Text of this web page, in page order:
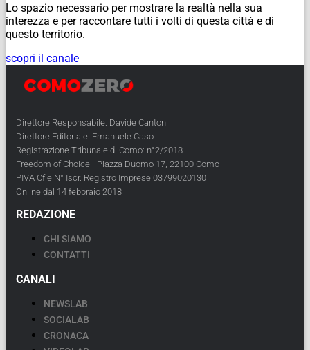
Lo spazio necessario per mostrare la realtà nella sua
interezza e per raccontare tutti i volti di questa città e di
questo territorio.
scopri il canale
Direttore Responsabile: Davide Cantoni
Direttore Editoriale: Emanuele Caso
Registrazione Tribunale di Como: n°2/2018
Freedom of Choice - Piazza Duomo 17, 22100 Como
PIVA Cf e N° Iscr. Registro Imprese 03799020130
Online dal 14 febbraio 2018
REDAZIONE
CHI SIAMO
CONTATTI
CANALI
NEWSLAB
SOCIALAB
CRONACA